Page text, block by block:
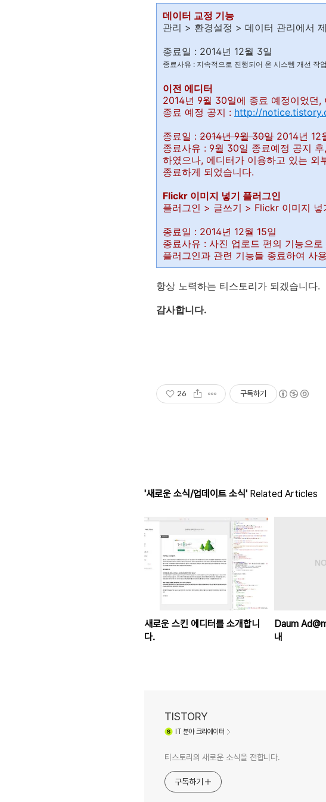
데이터 교정 기능
관리 > 환경설정 > 데이터 관리에서
종료일 : 2014년 12월 3일
종료사유 : 지속적으로 진행되어 온 시스템 개선 작
이전 에디터
2014년 9월 30일에 종료 예정이었던,
종료 예정 공지 : http://
종료일 : 2014년 9월 30일 2014년 12
종료사유 : 9월 30일 종료예정 공지
하였으나, 에디터가 이용하고 있는
종료하게 되었습니다.
Flickr 이미지 넣기 플러그인
플러그인 > 글쓰기 > Flickr 이미지 넣
종료일 : 2014년 12월 15일
종료사유 : 사진 업로드 편의 기능으
플러그인과 관련 기능들 종료하여 사
항상 노력하는 티스토리가 되겠습니다.
감사합니다.
26 구독하기
'새로운 소식/업데이트 소식' Related Articles
새로운 스킨 에디터를 소개합니
다.
Daum
내
TISTORY
IT 분야 크리에이터
티스토리의 새로운 소식을 전합니다.
구독하기